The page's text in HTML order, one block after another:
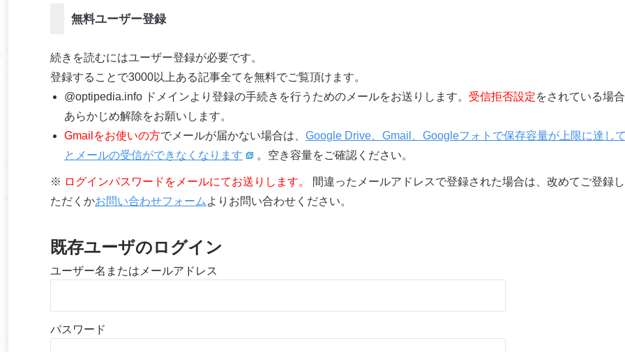
無料ユーザー登録
続きを読むにはユーザー登録が必要です。
登録することで3000以上ある記事全てを無料でご覧頂けます。
@optipedia.info ドメインより登録の手続きを行うためのメールをお送りします。 受信拒否設定をされている場
あらかじめ解除をお願いします。
Gmailをお使いの方でメールが届かない場合は、 Google Drive、Gmail、Googleフォトで保存容量が上限に達し
とメールの受信ができなくなります
。空き容量をご確認ください。
※ ログインパスワードをメールにてお送りします。
間違ったメールアドレスで登録された場合は、改めてご登録
ただくかお問い合わせフォーム よりお問い合わせください。
既存ユーザのログイン
ユーザー名またはメールアドレス
パスワード